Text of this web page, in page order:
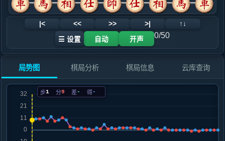
.....马２进３
红+2
12. 马三进四
红+1
红+2
红+2
.....砲８平５
红+2
14. 车二进三
红+2
.....砲５进２
红+2
15. 马四进五
红+1
.....马７退８
16. 马五退六
红+0
.....马８进６
|< << >> >| ↑↓
☰ 设置 自动 开声 0/50
局势图 棋局分析 棋局信息 云库查询
步1 分9 差- 得-